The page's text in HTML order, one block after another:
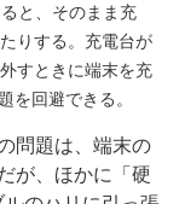
と、そのまま充
りする。充電台が
すときに端末を充
を回避できる。
問題は、端末の
が、ほかに「硬